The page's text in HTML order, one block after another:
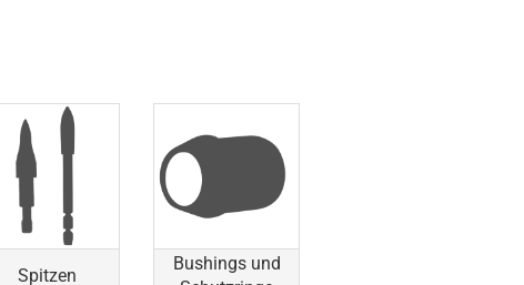
Spitzen
Bushings und